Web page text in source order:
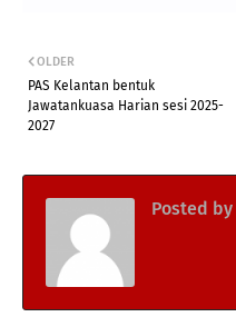
OLDER
PAS Kelantan bentuk
Jawatankuasa Harian sesi 2025-
2027
Posted by